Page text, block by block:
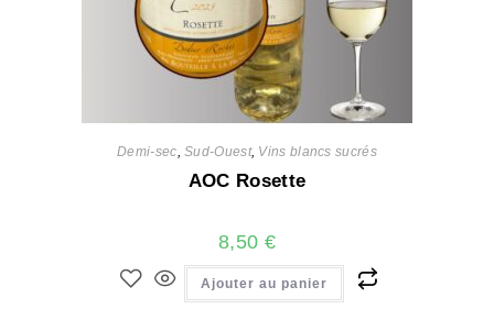
Demi-sec,Sud-Ouest, Vins blancs sucrés
AOC Rosette
8,50 €
Ajouter au panier